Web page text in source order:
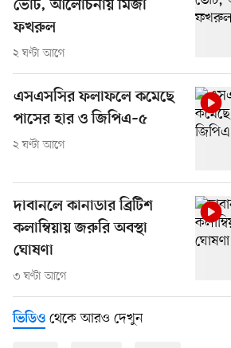
ভোট, আলোচনায় মির্জা
ফখরুল
২ ঘণ্টা আগে
এসএসসির ফলাফলে কমেছে
পাসের হার ও জিপিএ–৫
২ ঘণ্টা আগে
দাবানলে কানাডার ব্রিটিশ
কলাম্বিয়ায় জরুরি অবস্থা
ঘোষণা
৩ ঘণ্টা আগে
ভিডিও থেকে আরও দেখুন